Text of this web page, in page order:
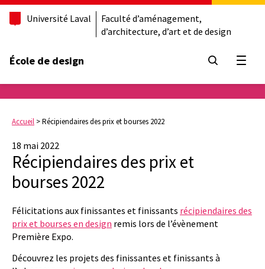
Université Laval
Faculté d’aménagement,
d’architecture, d’art et de design
École de design
Accueil >Récipiendaires des prix et bourses 2022
18 mai 2022
Récipiendaires des prix et
bourses 2022
Félicitations aux finissantes et finissants récipiendaires des
prix et bourses en design remis lors de l’évènement
Première Expo.
Découvrez les projets des finissantes et finissants à